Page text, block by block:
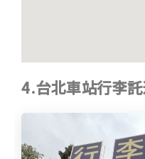
4.台北車站行李